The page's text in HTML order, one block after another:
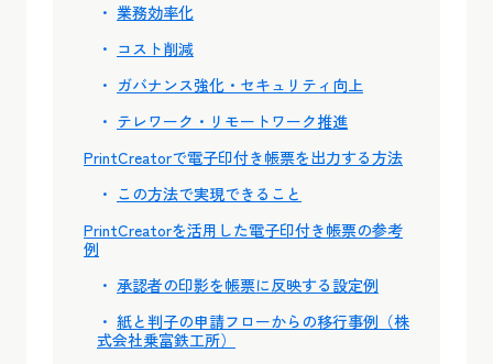
業務効率化
コスト削減
ガバナンス強化・セキュリティ向上
テレワーク・リモートワーク推進
PrintCreatorで電子印付き帳票を出力する方法
この方法で実現できること
PrintCreatorを活用した電子印付き帳票の参考
例
承認者の印影を帳票に反映する設定例
紙と判子の申請フローからの移行事例（株
式会社乗富鉄工所）